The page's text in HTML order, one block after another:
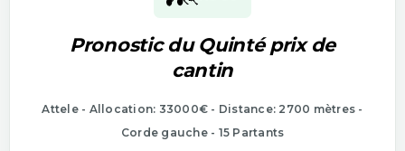
Pronostic du Quinté prix de
cantin
Attele - Allocation: 33000€ - Distance: 2700 mètres -
Corde gauche - 15 Partants